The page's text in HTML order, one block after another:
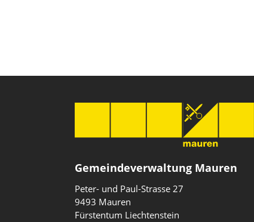
Gemeindeverwaltung Mauren
Peter- und Paul-Strasse 27
9493 Mauren
Fürstentum Liechtenstein